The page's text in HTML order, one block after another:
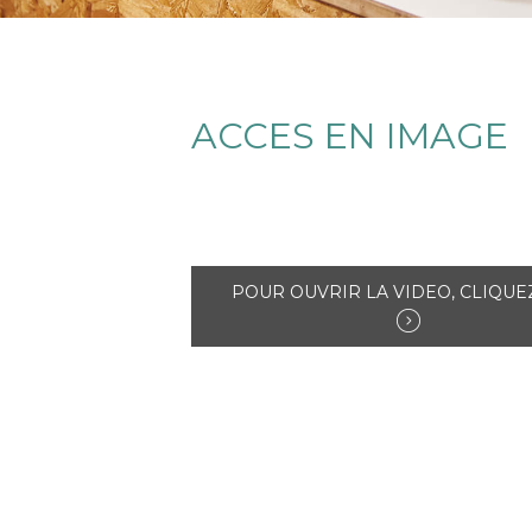
ACCES EN IMAGE
POUR OUVRIR LA VIDEO,